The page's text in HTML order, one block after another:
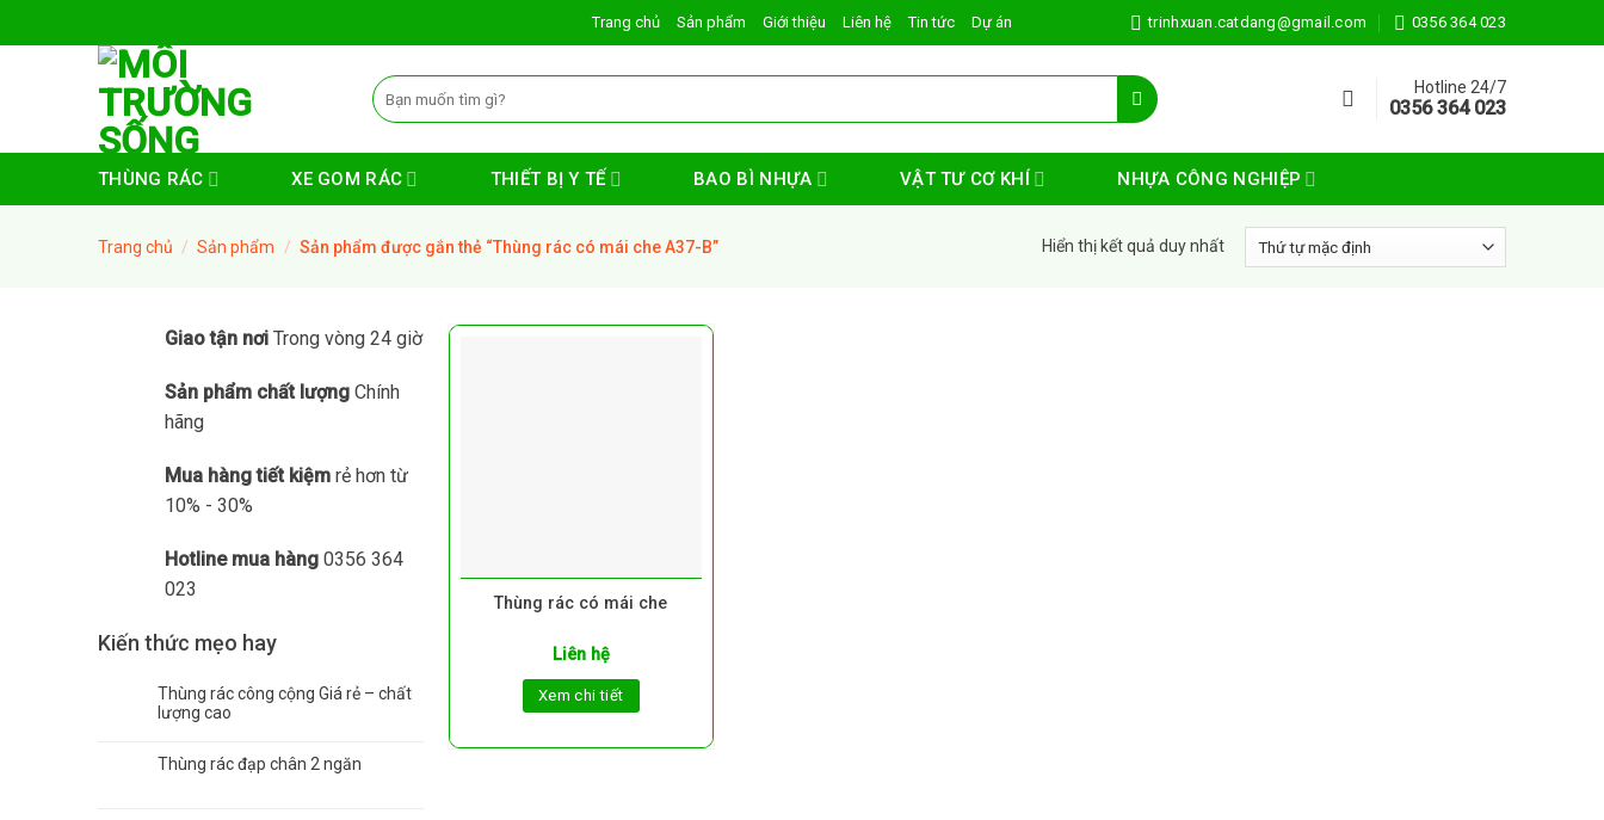
to
Trang chủ Sản phẩm Giới thiệu Liên hệ Tin tức Dự án trinhxuan.catdang@gmail.com 0356 364 023
Tìm
kiếm:
Hotline 24/7
0356 364 023
THÙNG RÁC XE GOM RÁC THIẾT BỊ Y TẾ BAO BÌ NHỰA VẬT TƯ CƠ KHÍ NHỰA CÔNG NGHIỆP
Trang chủ / Sản phẩm / Sản phẩm được gắn thẻ “Thùng rác có mái che A37-B” Hiển thị kết quả duy nhất
Giao tận nơi Trong vòng 24 giờ
Sản phẩm chất lượng Chính
hãng
Mua hàng tiết kiệm rẻ hơn từ
10% - 30%
Hotline mua hàng 0356 364
023
Kiến thức mẹo hay
Thùng rác công cộng Giá rẻ – chất
lượng cao
Thùng rác đạp chân 2 ngăn
Thùng rác có mái che
Liên hệ
Xem chi tiết